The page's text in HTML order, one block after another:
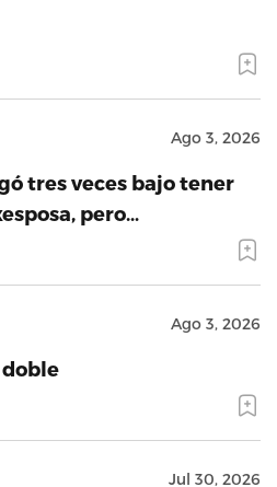
Ago 3, 2026
tres veces bajo tener
pero…
Ago 3, 2026
doble
Jul 30, 2026